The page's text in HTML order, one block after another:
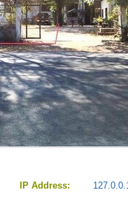
IP Address: